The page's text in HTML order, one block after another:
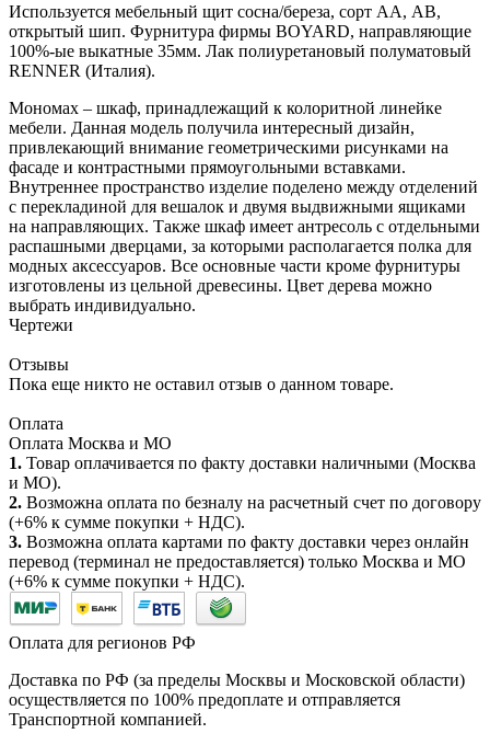
Используется мебельный щит сосна/береза, сорт АА, АВ,
открытый шип. Фурнитура фирмы BOYARD, направляющие
100%-ые выкатные 35мм. Лак полиуретановый полуматовый
RENNER (Италия).
Мономах – шкаф, принадлежащий к колоритной линейке
мебели. Данная модель получила интересный дизайн,
привлекающий внимание геометрическими рисунками на
фасаде и контрастными прямоугольными вставками.
Внутреннее пространство изделие поделено между отделений
с перекладиной для вешалок и двумя выдвижными ящиками
на направляющих. Также шкаф имеет антресоль с отдельными
распашными дверцами, за которыми располагается полка для
модных аксессуаров. Все основные части кроме фурнитуры
изготовлены из цельной древесины. Цвет дерева можно
выбрать индивидуально.
Чертежи
Отзывы
Пока еще никто не оставил отзыв о данном товаре.
Оплата
Оплата Москва и МО
1. Товар оплачивается по факту доставки наличными (Москва
и МО).
2. Возможна оплата по безналу на расчетный счет по договору
(+6% к сумме покупки + НДС).
3. Возможна оплата картами по факту доставки через онлайн
перевод (терминал не предоставляется) только Москва и МО
(+6% к сумме покупки + НДС).
Оплата для регионов РФ
Доставка по РФ (за пределы Москвы и Московской области)
осуществляется по 100% предоплате и отправляется
Транспортной компанией.